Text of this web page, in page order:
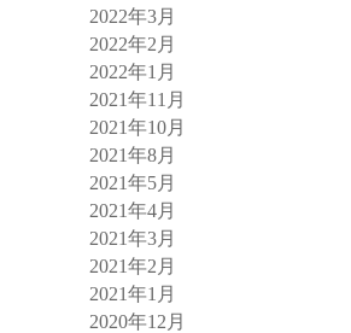
2022年3月
2022年2月
2022年1月
2021年11月
2021年10月
2021年8月
2021年5月
2021年4月
2021年3月
2021年2月
2021年1月
2020年12月